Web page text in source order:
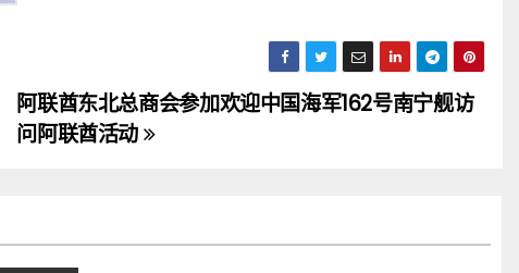
阿联酋东北总商会参加欢迎中国海军162号南宁舰访
问阿联酋活动